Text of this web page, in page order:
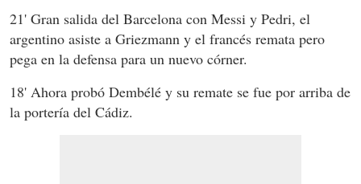
21' Gran salida del Barcelona con Messi y Pedri, el
argentino asiste a Griezmann y el francés remata pero
pega en la defensa para un nuevo córner.
18' Ahora probó Dembélé y su remate se fue por arriba de
la portería del Cádiz.